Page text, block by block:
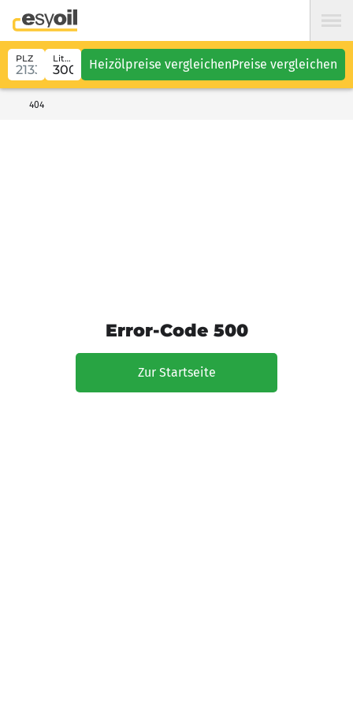
PLZ Liter Heizölpreise vergleichenPreise vergleichen
404
Error-Code 500
Zur Startseite